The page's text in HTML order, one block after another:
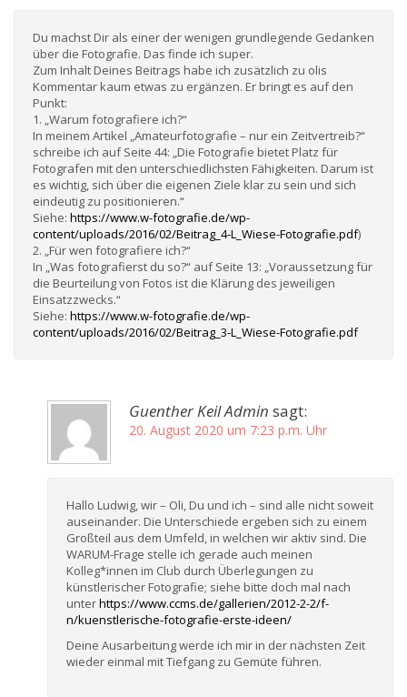
Du machst Dir als einer der wenigen grundlegende Gedanken
über die Fotografie. Das finde ich super.
Zum Inhalt Deines Beitrags habe ich zusätzlich zu olis
Kommentar kaum etwas zu ergänzen. Er bringt es auf den
Punkt:
1. „Warum fotografiere ich?“
In meinem Artikel „Amateurfotografie – nur ein Zeitvertreib?“
schreibe ich auf Seite 44: „Die Fotografie bietet Platz für
Fotografen mit den unterschiedlichsten Fähigkeiten. Darum ist
es wichtig, sich über die eigenen Ziele klar zu sein und sich
eindeutig zu positionieren.“
Siehe: https://www.w-fotografie.de/wp-
content/uploads/2016/02/Beitrag_4-L_Wiese-Fotografie.pdf)
2. „Für wen fotografiere ich?“
In „Was fotografierst du so?“ auf Seite 13: „Voraussetzung für
die Beurteilung von Fotos ist die Klärung des jeweiligen
Einsatzzwecks.“
Siehe: https://www.w-fotografie.de/wp-
content/uploads/2016/02/Beitrag_3-L_Wiese-Fotografie.pdf
Guenther Keil Admin sagt:
20. August 2020 um 7:23 p.m. Uhr
Hallo Ludwig, wir – Oli, Du und ich – sind alle nicht soweit
auseinander. Die Unterschiede ergeben sich zu einem
Großteil aus dem Umfeld, in welchen wir aktiv sind. Die
WARUM-Frage stelle ich gerade auch meinen
Kolleg*innen im Club durch Überlegungen zu
künstlerischer Fotografie; siehe bitte doch mal nach
unterhttps://www.ccms.de/gallerien/2012-2-2/f-
n/kuenstlerische-fotografie-erste-ideen/
Deine Ausarbeitung werde ich mir in der nächsten Zeit
wieder einmal mit Tiefgang zu Gemüte führen.